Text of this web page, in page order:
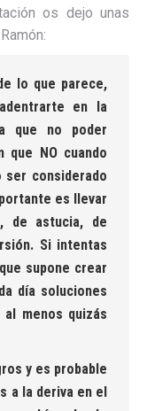
os dejo unas
lo que parece,
en la
que no poder
NO cuando
considerado
es llevar
de astucia, de
Si intentas
supone crear
día soluciones
menos quizás
y es probable
a la deriva en el